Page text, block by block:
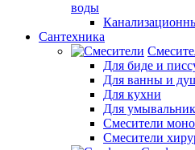
воды
Сантехника
Для биде и
Для ванны и
Для кухни
Для
Смесители моно
Смесители